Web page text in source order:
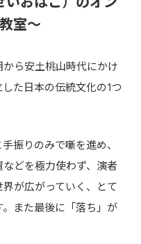
室～
ら安土桃山時代にかけ
た日本の伝統文化の1つ
振りのみで噺を進め、
どを極力使わず、演者
が広がっていく、とて
また最後に「落ち」が